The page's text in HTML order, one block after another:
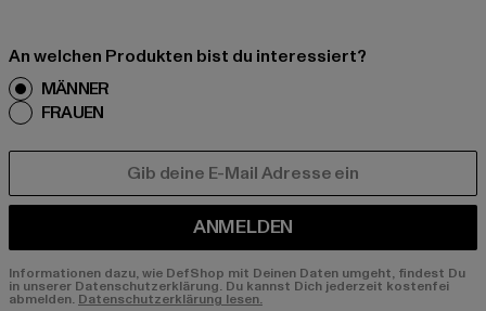
An welchen Produkten bist du interessiert?
MÄNNER
FRAUEN
ANMELDEN
Informationen dazu, wie DefShop mit Deinen Daten umgeht, findest Du
in unserer Datenschutzerklärung. Du kannst Dich jederzeit kostenfei
abmelden. Datenschutzerklärung lesen.